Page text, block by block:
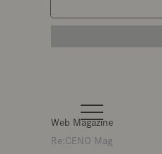
t
o
g
Web Magazine
Re:CENO Mag